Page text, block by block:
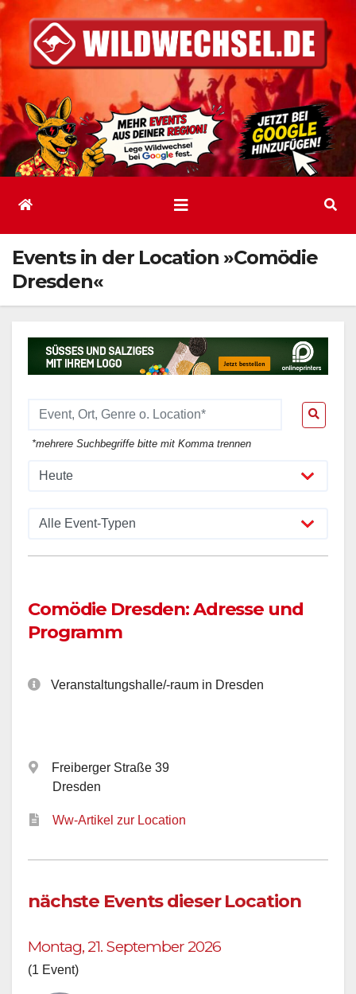
Inhalt
springen
Events in der Location »Comödie
Dresden«
*mehrere Suchbegriffe bitte mit Komma trennen
Comödie Dresden: Adresse und
Programm
Veranstaltungshalle/-raum in Dresden
Freiberger Straße 39
Dresden
Ww-Artikel zur Location
nächste Events dieser Location
Montag, 21. September 2026
(1 Event)